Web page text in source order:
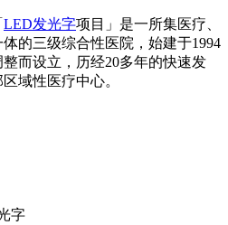
LED发光字项目」是一所集医疗、
的三级综合性医院，始建于1994
而设立，历经20多年的快速发
域性医疗中心。
字